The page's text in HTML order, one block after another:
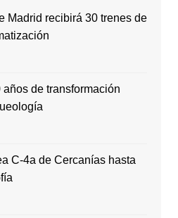
Madrid recibirá 30 trenes de
de transformación
C-4a de Cercanías hasta